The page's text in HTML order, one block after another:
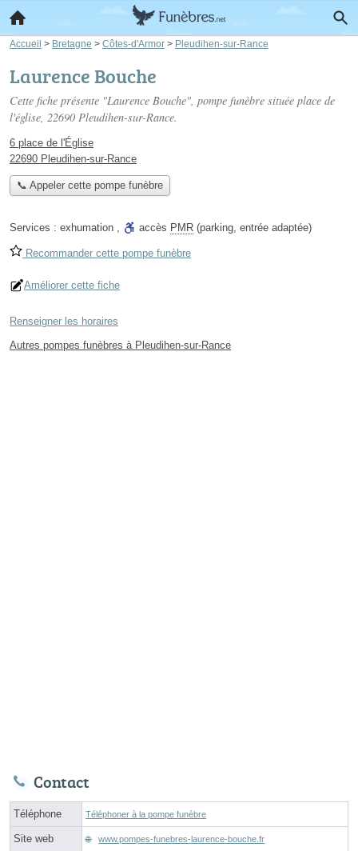
Accueil > Bretagne > Côtes-d'Armor > Pleudihen-sur-Rance
Laurence Bouche
Cette fiche présente "Laurence Bouche", pompe funèbre située place de
l'église, 22690 Pleudihen-sur-Rance.
6 place de l'Église
22690 Pleudihen-sur-Rance
📞 Appeler cette pompe funèbre
Services : exhumation , accès PMR (parking, entrée adaptée)
Recommander cette pompe funèbre
Améliorer cette fiche
Renseigner les horaires
Autres pompes funèbres à Pleudihen-sur-Rance
Contact
Téléphone Téléphoner à la pompe funèbre
Site web www.pompes-funebres-laurence-bouche.fr